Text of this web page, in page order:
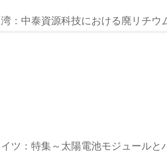
：中泰資源科技における廃リチウ
イツ：特集～太陽電池モジュールと